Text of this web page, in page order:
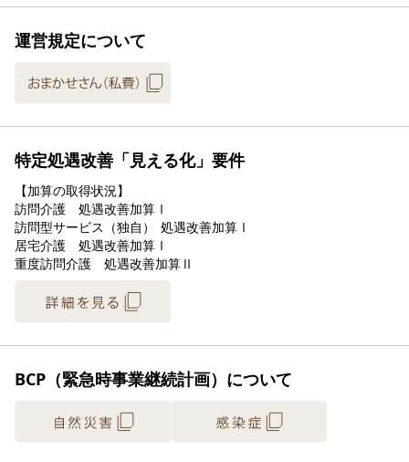
運営規定について
特定処遇改善「見える化」要件
【加算の取得状況】
訪問介護　処遇改善加算Ⅰ
訪問型サービス（独自）	処遇改善加算Ⅰ
居宅介護　処遇改善加算Ⅰ
BCP（緊急時事業継続計画）について